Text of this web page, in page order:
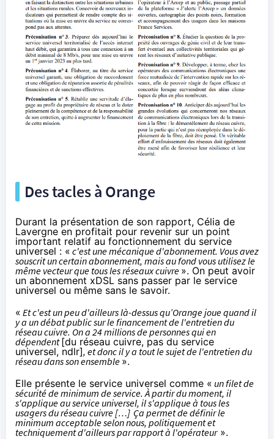
Des tacles à Orange
Durant la présentation de son rapport, Célia de
Lavergne en profitait pour revenir sur un point
important relatif au fonctionnement du service
universel : « c'est une mécanique d'abonnement. Vous avez
souscrit un certain abonnement, mais au fond vous utilisez le
même vecteur que tous les réseaux cuivre ». On peut avoir
un abonnement xDSL sans passer par le service
universel ou même sans le savoir.
« Et c'est un peu d'ailleurs là-dessus qu’Orange joue quand il
y a un débat public sur le financement de l'entretien du
réseau cuivre. On a 24 millions de personnes qui en
dépendent[du réseau cuivre, pas du service
universel, ndlr], et donc il y a tout le sujet de l'entretien du
réseau dans son ensemble ».
Elle présente le service universel comme « un filet de
sécurité de minimum de service. À partir du moment, il
s'applique au service universel, il s'applique à tous les
usagers du réseau cuivre […] Ça permet de définir le
minimum acceptable selon nous,politiquement et
techniquement d'ailleurs par rapport à l'opérateur».